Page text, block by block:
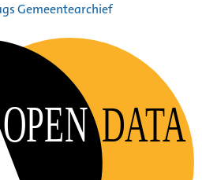
Gemeentearchief
OPEN DATA